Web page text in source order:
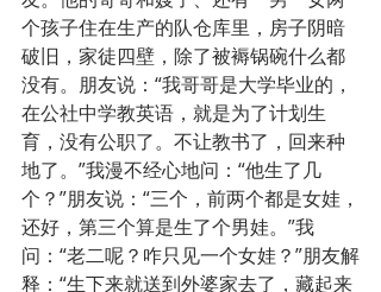
个孩子住在生产的队仓库里，房子阴暗
破旧，家徒四壁，除了被褥锅碗什么都
没有。朋友说：“我哥哥是大学毕业的，
在公社中学教英语，就是为了计划生
育，没有公职了。不让教书了，回来种
地了。”我漫不经心地问：“他生了几
个？”朋友说：“三个，前两个都是女娃，
还好，第三个算是生了个男娃。”我
问：“老二呢？咋只见一个女娃？”朋友解
释：“生下来就送到外婆家去了，藏起来